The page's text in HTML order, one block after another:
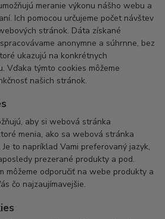
meranie výkonu nášho webu a
Ich pomocou určujeme počet návštev
stránok. Dáta získané
anonymne a súhrnne, bez
ukazujú na konkrétnych
Vďaka týmto cookies môžeme
našich stránok.
aby si webová stránka
menia, ako sa webová stránka
to napríklad Vami preferovaný jazyk,
prezerané produkty a pod.
môžeme odporučiť na webe produkty a
čo najzaujímavejšie.